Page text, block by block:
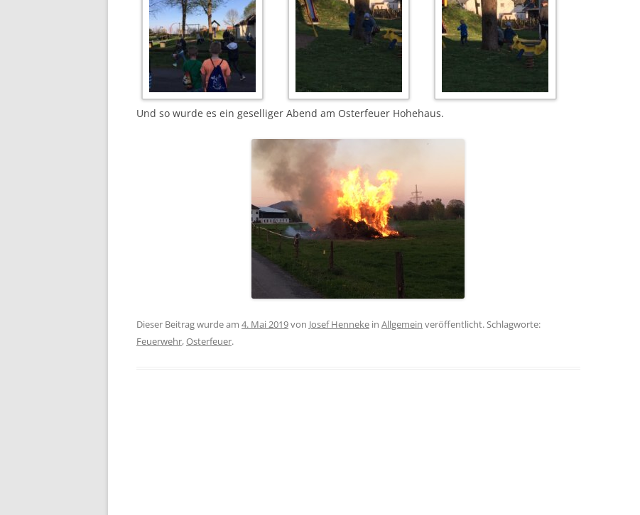
Und so wurde es ein geselliger Abend am Osterfeuer Hohehaus.
Dieser Beitrag wurde am 4. Mai 2019von Josef Henneke in Allgemein veröffentlicht. Schlagworte:
Feuerwehr,Osterfeuer.